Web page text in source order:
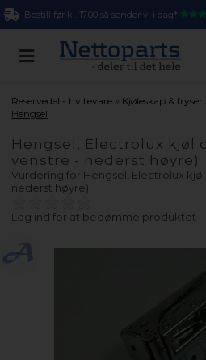
Bestill før kl. 17.00 så sender vi i dag*
Reservedel - hvitevare » Kjøleskap & fryser
Hengsel
Hengsel, Electrolux kjøl
venstre - nederst høyre)
Vurdering for Hengsel, Electrolux
nederst høyre)
Log ind for at bedømme produktet